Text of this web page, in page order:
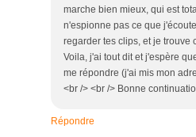
marche bien mieux, qui est
n'espionne pas ce que
regarder tes clips, et je trouve
Voila, j'ai tout dit et j'espère
me répondre (j'ai mis mon
<br /> <br /> Bonne
Répondre